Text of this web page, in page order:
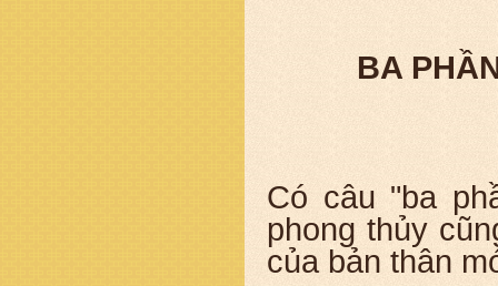
BA
Có câu "ba
phong thủy
của bản thân